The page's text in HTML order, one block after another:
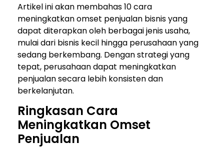
Artikel ini akan membahas 10 cara
meningkatkan omset penjualan bisnis yang
dapat diterapkan oleh berbagai jenis usaha,
mulai dari bisnis kecil hingga perusahaan yang
sedang berkembang. Dengan strategi yang
tepat, perusahaan dapat meningkatkan
penjualan secara lebih konsisten dan
berkelanjutan.
Ringkasan Cara
Meningkatkan Omset
Penjualan